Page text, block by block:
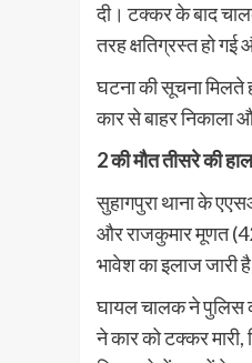
दी। टक्कर के बाद
तरह क्षतिग्रस्त हो
घटना की सूचना मिलते
कार से बाहर निकाला
2 की मौत तीसरे की
सुहागपुरा थाना के
और राजकुमार मूणत
भावेश का इलाज जारी
घायल चालक ने पुलिस
ने कार को टक्कर